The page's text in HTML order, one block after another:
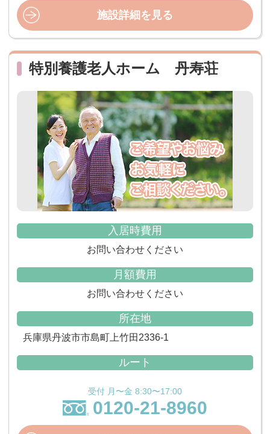
施設詳細を見る
特別養護老人ホーム 丹寿荘
入居時費用
お問い合わせください
月額費用
お問い合わせください
所在地
兵庫県丹波市市島町上竹田2336-1
ルート
受付 月〜金 8:30〜17:00
0120-21-8960